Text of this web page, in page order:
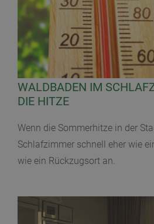
WALDBADEN IM
DIE HITZE
Wenn die Sommerhitze in der
Schlafzimmer schnell eher wie
wie ein Rückzugsort an.